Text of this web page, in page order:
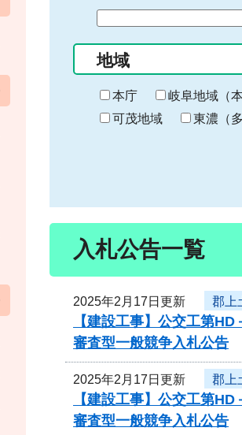
の
始
ま
り
地域
本庁 岐阜地域（
可茂地域
東濃（
入札公告一覧
2025年2月17日更新 郡上
【建設工事】公交工第
審査型一般競争入札公告
2025年2月17日更新 郡上
【建設工事】公交工第
審査型一般競争入札公告